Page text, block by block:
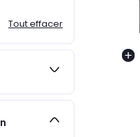
Tout effacer